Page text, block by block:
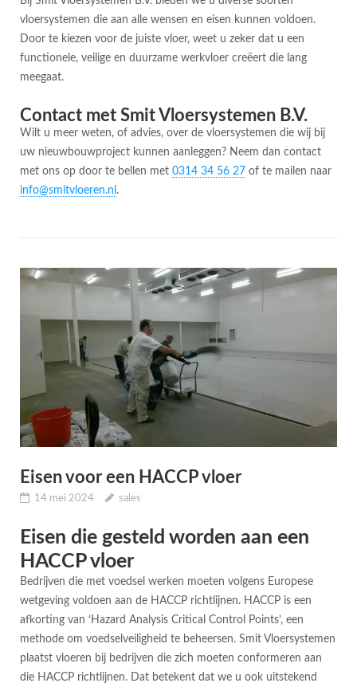
vloersystemen die aan alle wensen en eisen kunnen voldoen.
Door te kiezen voor de juiste vloer, weet u zeker dat u een
functionele, veilige en duurzame werkvloer creëert die lang
meegaat.
Contact met Smit Vloersystemen B.V.
Wilt u meer weten, of advies, over de vloersystemen die wij bij
uw nieuwbouwproject kunnen aanleggen? Neem dan contact
met ons op door te bellen met 0314 34 56 27 of te mailen naar
info@smitvloeren.nl .
Eisen voor een HACCP vloer
14 mei 2024 sales
Eisen die gesteld worden aan een
HACCP vloer
Bedrijven die met voedsel werken moeten volgens Europese
wetgeving voldoen aan de HACCP richtlijnen. HACCP is een
afkorting van ‘Hazard Analysis Critical Control Points’, een
methode om voedselveiligheid te beheersen. Smit Vloersystemen
plaatst vloeren bij bedrijven die zich moeten conformeren aan
die HACCP richtlijnen. Dat betekent dat we u ook uitstekend